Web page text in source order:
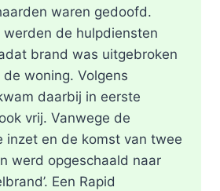
waren gedoofd.
werden de hulpdiensten
brand was uitgebroken
woning. Volgens
daarbij in eerste
vrij. Vanwege de
inzet en de komst van twee
werd opgeschaald naar
Een Rapid